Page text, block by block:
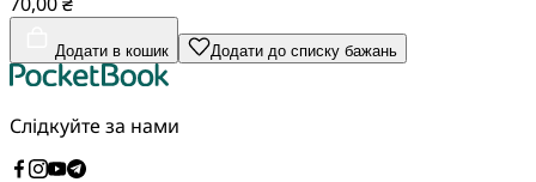
Додати в кошик Додати до списку бажань
Слідкуйте за нами